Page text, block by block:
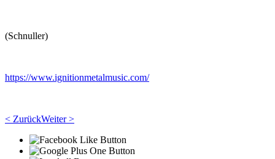
(Schnuller)
https://www.ignitionmetalmusic.com/
< ZurückWeiter >